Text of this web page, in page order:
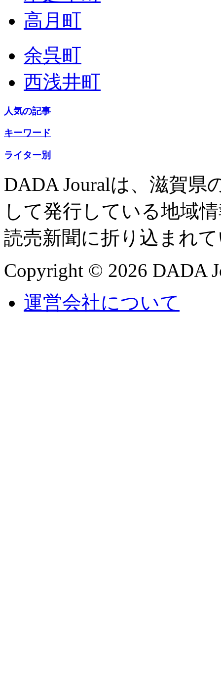
高月町
余呉町
西浅井町
人気の記事
キーワード
ライター別
DADA Jouralは、滋賀県
して発行している地域
読売新聞に折り込まれ
Copyright © 2026 DADA
運営会社について